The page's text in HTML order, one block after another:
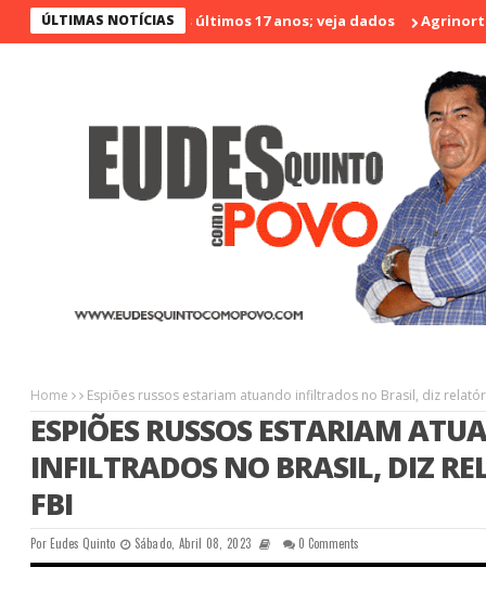
ÚLTIMAS NOTÍCIAS
menos violento nos últimos 17 anos; veja dados Agrinort em
Home Espiões russos estariam atuando infiltrados no Brasil, diz
ESPIÕES RUSSOS ESTARIAM
INFILTRADOS NO BRASIL, DIZ
FBI
PorEudes Quinto Sábado, Abril 08, 2023 0 Comments